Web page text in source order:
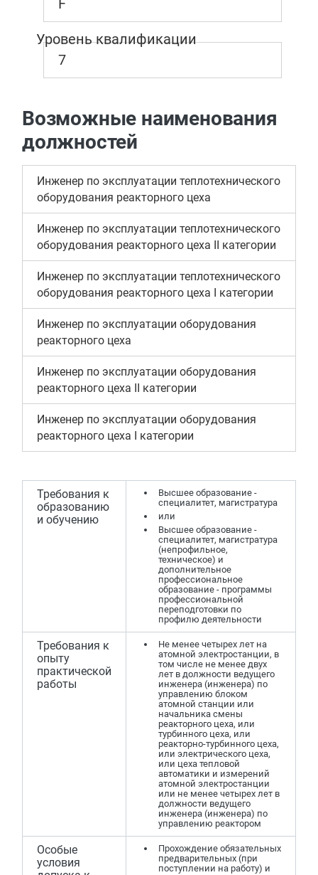
F
Уровень квалификации
7
Возможные наименования
должностей
Инженер по эксплуатации теплотехнического
оборудования реакторного цеха
Инженер по эксплуатации теплотехнического
оборудования реакторного цеха II категории
Инженер по эксплуатации теплотехнического
оборудования реакторного цеха I категории
Инженер по эксплуатации оборудования
реакторного цеха
Инженер по эксплуатации оборудования
реакторного цеха II категории
Инженер по эксплуатации оборудования
реакторного цеха I категории
Требования к
образованию
и обучению
Высшее образование -
специалитет, магистратура
или
Высшее образование -
специалитет, магистратура
(непрофильное,
техническое) и
дополнительное
профессиональное
образование - программы
профессиональной
переподготовки по
профилю деятельности
Требования к
опыту
практической
работы
Не менее четырех лет на
атомной электростанции, в
том числе не менее двух
лет в должности ведущего
инженера (инженера) по
управлению блоком
атомной станции или
начальника смены
реакторного цеха, или
турбинного цеха, или
реакторно-турбинного цеха,
или электрического цеха,
или цеха тепловой
автоматики и измерений
атомной электростанции
или не менее четырех лет в
должности ведущего
инженера (инженера) по
управлению реактором
Особые
условия
Прохождение обязательных
предварительных (при
поступлении на работу) и